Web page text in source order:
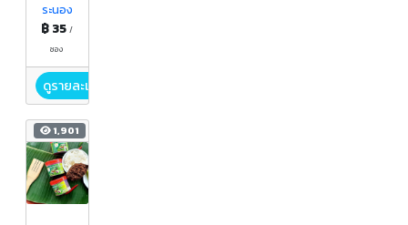
ระนอง
฿ 35/
ซอง
ดูรายละเอียด
1,901